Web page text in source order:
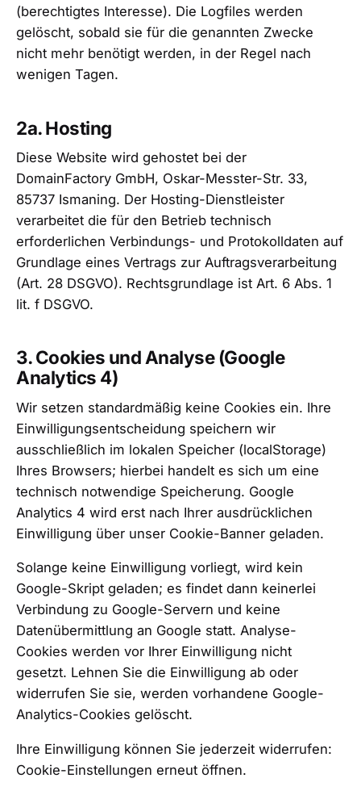
(berechtigtes Interesse). Die Logfiles werden
gelöscht, sobald sie für die genannten Zwecke
nicht mehr benötigt werden, in der Regel nach
wenigen Tagen.
2a. Hosting
Diese Website wird gehostet bei der
DomainFactory GmbH, Oskar-Messter-Str. 33,
85737 Ismaning. Der Hosting-Dienstleister
verarbeitet die für den Betrieb technisch
erforderlichen Verbindungs- und Protokolldaten auf
Grundlage eines Vertrags zur Auftragsverarbeitung
(Art. 28 DSGVO). Rechtsgrundlage ist Art. 6 Abs. 1
lit. f DSGVO.
3. Cookies und Analyse (Google
Analytics 4)
Wir setzen standardmäßig keine Cookies ein. Ihre
Einwilligungsentscheidung speichern wir
ausschließlich im lokalen Speicher (localStorage)
Ihres Browsers; hierbei handelt es sich um eine
technisch notwendige Speicherung. Google
Analytics 4 wird erst nach Ihrer ausdrücklichen
Einwilligung über unser Cookie-Banner geladen.
Solange keine Einwilligung vorliegt, wird kein
Google-Skript geladen; es findet dann keinerlei
Verbindung zu Google-Servern und keine
Datenübermittlung an Google statt. Analyse-
Cookies werden vor Ihrer Einwilligung nicht
gesetzt. Lehnen Sie die Einwilligung ab oder
widerrufen Sie sie, werden vorhandene Google-
Analytics-Cookies gelöscht.
Ihre Einwilligung können Sie jederzeit widerrufen:
Cookie-Einstellungen erneut öffnen.